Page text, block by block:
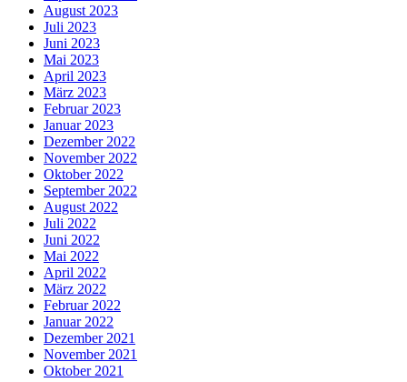
August 2023
Juli 2023
Juni 2023
Mai 2023
April 2023
März 2023
Februar 2023
Januar 2023
Dezember 2022
November 2022
Oktober 2022
September 2022
August 2022
Juli 2022
Juni 2022
Mai 2022
April 2022
März 2022
Februar 2022
Januar 2022
Dezember 2021
November 2021
Oktober 2021